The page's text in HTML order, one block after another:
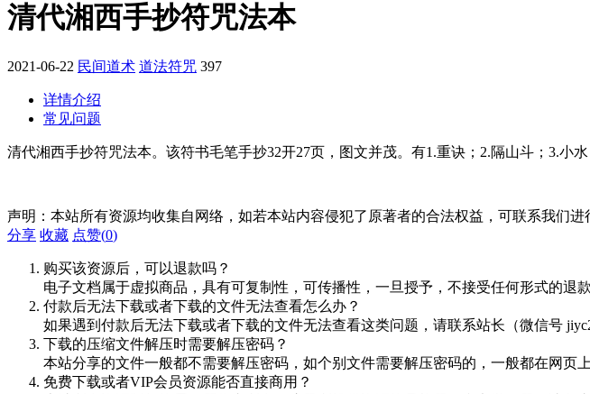
清代湘西手抄符咒法本
2021-06-22 民间道术 道法符咒 397
详情介绍
常见问题
清代湘西手抄符咒法本。该符书毛笔手抄32开27页，图文并茂。有1.重诀；2.隔山斗；3.小
声明：本站所有资源均收集自网络，如若本站内容侵犯了原著者的合法权益，可联系我们进
分享 收藏 点赞(0)
购买该资源后，可以退款吗？
电子文档属于虚拟商品，具有可复制性，可传播性，一旦授予，不接受任何形式的退
付款后无法下载或者下载的文件无法查看怎么办？
如果遇到付款后无法下载或者下载的文件无法查看这类问题，请联系站长（微信号
下载的压缩文件解压时需要解压密码？
本站分享的文件一般都不需要解压密码，如个别文件需要解压密码的，一般都在网页
免费下载或者VIP会员资源能否直接商用？